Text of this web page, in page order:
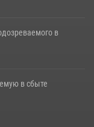
в
в сбыте